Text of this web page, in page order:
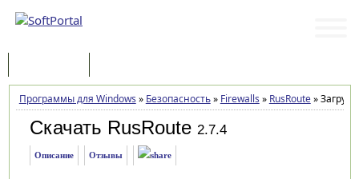
Программы для Windows » Безопасность» Firewalls » RusRoute»
Скачать RusRoute 2.7.4
Описание Отзывы